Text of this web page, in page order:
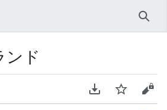
検索
ンド
PDFをダウンロ
ウォッチソ